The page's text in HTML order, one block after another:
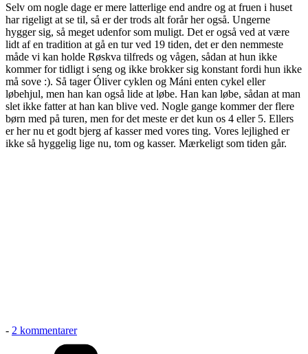
Selv om nogle dage er mere latterlige end andre og at fruen i huset
har rigeligt at se til, så er der trods alt forår her også. Ungerne
hygger sig, så meget udenfor som muligt. Det er også ved at være
lidt af en tradition at gå en tur ved 19 tiden, det er den nemmeste
måde vi kan holde Røskva tilfreds og vågen, sådan at hun ikke
kommer for tidligt i seng og ikke brokker sig konstant fordi hun ikke
må sove :). Så tager Óliver cyklen og Máni enten cykel eller
løbehjul, men han kan også lide at løbe. Han kan løbe, sådan at man
slet ikke fatter at han kan blive ved. Nogle gange kommer der flere
børn med på turen, men for det meste er det kun os 4 eller 5. Ellers
er her nu et godt bjerg af kasser med vores ting. Vores lejlighed er
ikke så hyggelig lige nu, tom og kasser. Mærkeligt som tiden går.
- 2 kommentarertil
Forår